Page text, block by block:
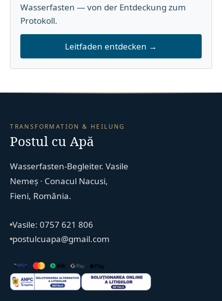
Wasserfasten — von der Entdeckung zum
Protokoll.
Leitfaden entdecken →
TRANSFORMATION & HEILUNG
Postul cu Apă
Wasserfasten-Begleiter. Vasile
Nemeș · Conacul Nacusi,
Fieni, România.
Vasile: 0757 621 806
postulcuapa@gmail.com